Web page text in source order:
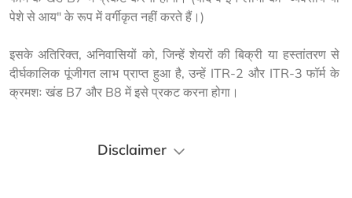
पेशे से आय" के रूप में वर्गीकृत नहीं करते हैं।)
इसके अतिरिक्त, अनिवासियों को, जिन्हें शेयरों की बिक्री या हस्तांतरण से
दीर्घकालिक पूंजीगत लाभ प्राप्त हुआ है, उन्हें ITR-2 और ITR-3 फॉर्म के
क्रमशः खंड B7 और B8 में इसे प्रकट करना होगा।
Disclaimer